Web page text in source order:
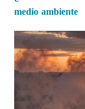
medio ambiente